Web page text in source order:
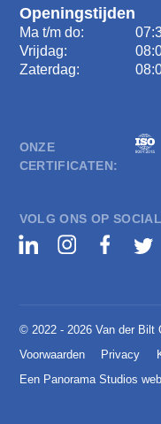
Openingstijden
Ma t/m do:
Vrijdag:
Zaterdag:
ONZE
CERTIFICATEN:
VOLG ONS OP SOCIAL
© 2022 - 2026 Van der Bilt
Voorwaarden
Privacy
Een Panorama Studios